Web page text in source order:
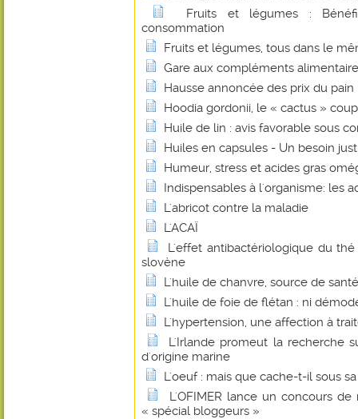
Fruits et légumes :
consommation
Fruits et légumes, tous dans le
Gare aux compléments
Hausse annoncée des prix du pain
Hoodia gordonii, le « cactus »
Huile de lin : avis favorable sous
Huiles en capsules - Un besoin
Humeur, stress et acides gras
Indispensables à l'organisme: les
L'abricot contre la maladie
L'ACAÏ
L'effet antibactériologique du
slovène
L'huile de chanvre, source de
L'huile de foie de flétan : ni
L'hypertension, une affection à
L'Irlande promeut la recherche
d'origine marine
L'oeuf : mais que cache-t-il sous
L'OFIMER lance un concours
« spécial bloggeurs »